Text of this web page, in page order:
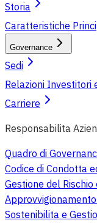
Storia
Caratteristiche
Governance
Sedi
Relazioni Investitori
Carriere
Responsabilita
Quadro di
Codice di Condotta
Gestione del
Sostenibilita e